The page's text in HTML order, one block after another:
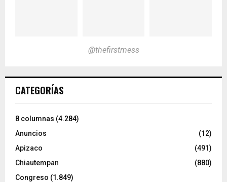
@thefirstmess
CATEGORÍAS
8 columnas (4.284)
Anuncios
(12)
Apizaco
(491)
Chiautempan
(880)
Congreso (1.849)